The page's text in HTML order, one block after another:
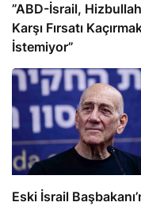
​​​​​​​”ABD-İsrail,
Karşı Fırsatı
İstemiyor”
Eski İsrail